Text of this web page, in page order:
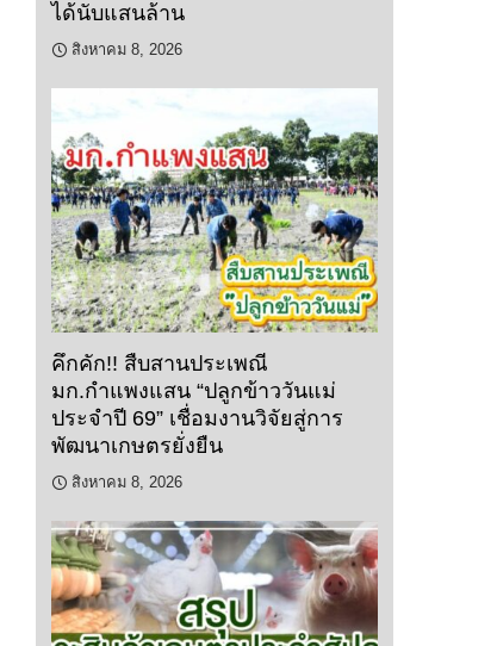
ได้นับแสนล้าน
สิงหาคม 8, 2026
คึกคัก!! สืบสานประเพณี
มก.กำแพงแสน “ปลูกข้าววันแม่
ประจำปี 69” เชื่อมงานวิจัยสู่การ
พัฒนาเกษตรยั่งยืน
สิงหาคม 8, 2026